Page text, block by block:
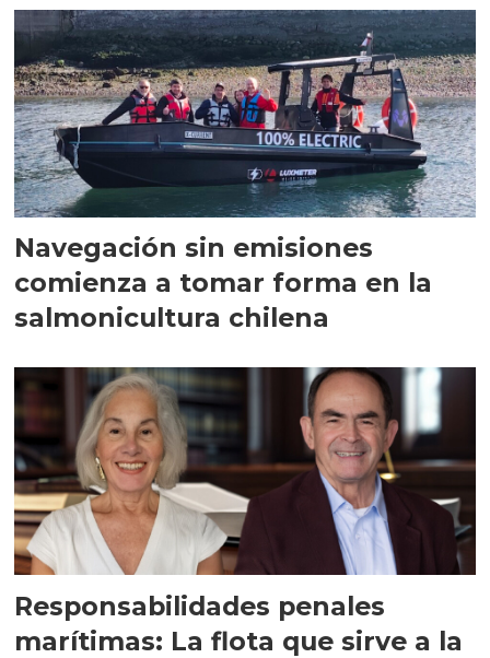
Navegación sin emisiones
comienza a tomar forma en la
salmonicultura chilena
Responsabilidades penales
marítimas: La flota que sirve a la